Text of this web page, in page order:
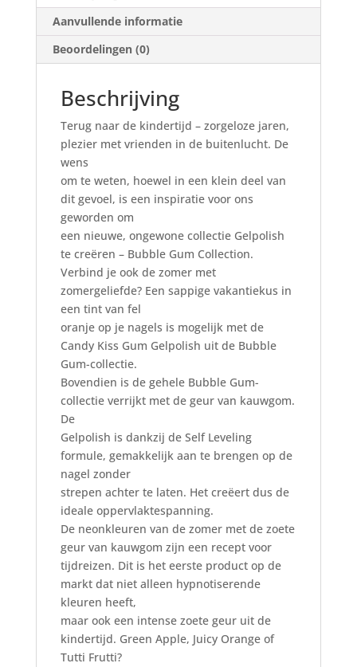
Aanvullende informatie
Beoordelingen (0)
Beschrijving
Terug naar de kindertijd – zorgeloze jaren,
plezier met vrienden in de buitenlucht. De
wens
om te weten, hoewel in een klein deel van
dit gevoel, is een inspiratie voor ons
geworden om
een nieuwe, ongewone collectie Gelpolish
te creëren – Bubble Gum Collection.
Verbind je ook de zomer met
zomergeliefde? Een sappige vakantiekus in
een tint van fel
oranje op je nagels is mogelijk met de
Candy Kiss Gum Gelpolish uit de Bubble
Gum-collectie.
Bovendien is de gehele Bubble Gum-
collectie verrijkt met de geur van kauwgom.
De
Gelpolish is dankzij de Self Leveling
formule, gemakkelijk aan te brengen op de
nagel zonder
strepen achter te laten. Het creëert dus de
ideale oppervlaktespanning.
De neonkleuren van de zomer met de zoete
geur van kauwgom zijn een recept voor
tijdreizen. Dit is het eerste product op de
markt dat niet alleen hypnotiserende
kleuren heeft,
maar ook een intense zoete geur uit de
kindertijd. Green Apple, Juicy Orange of
Tutti Frutti?